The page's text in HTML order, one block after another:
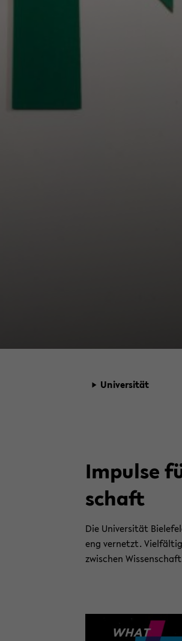
Uni­ver­si­tät
Im­pul­se
schaft
Die Uni­ver­si­tät
eng ver­netzt.
zwi­schen